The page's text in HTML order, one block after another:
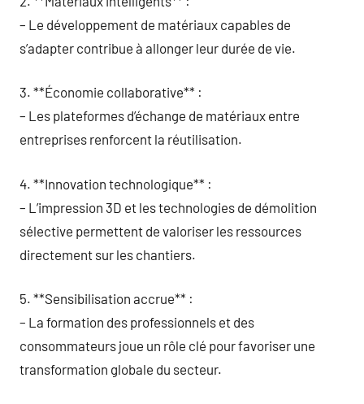
– Le développement de matériaux capables de
s’adapter contribue à allonger leur durée de vie.
3. **Économie collaborative** :
– Les plateformes d’échange de matériaux entre
entreprises renforcent la réutilisation.
4. **Innovation technologique** :
– L’impression 3D et les technologies de démolition
sélective permettent de valoriser les ressources
directement sur les chantiers.
5. **Sensibilisation accrue** :
– La formation des professionnels et des
consommateurs joue un rôle clé pour favoriser une
transformation globale du secteur.